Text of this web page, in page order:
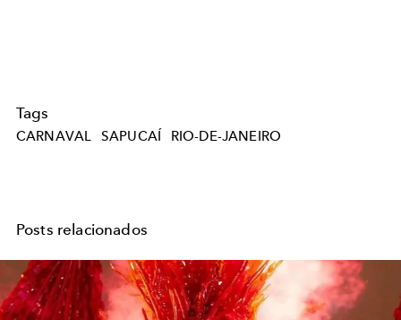
Tags
CARNAVAL SAPUCAÍ RIO-DE-JANEIRO
Posts relacionados